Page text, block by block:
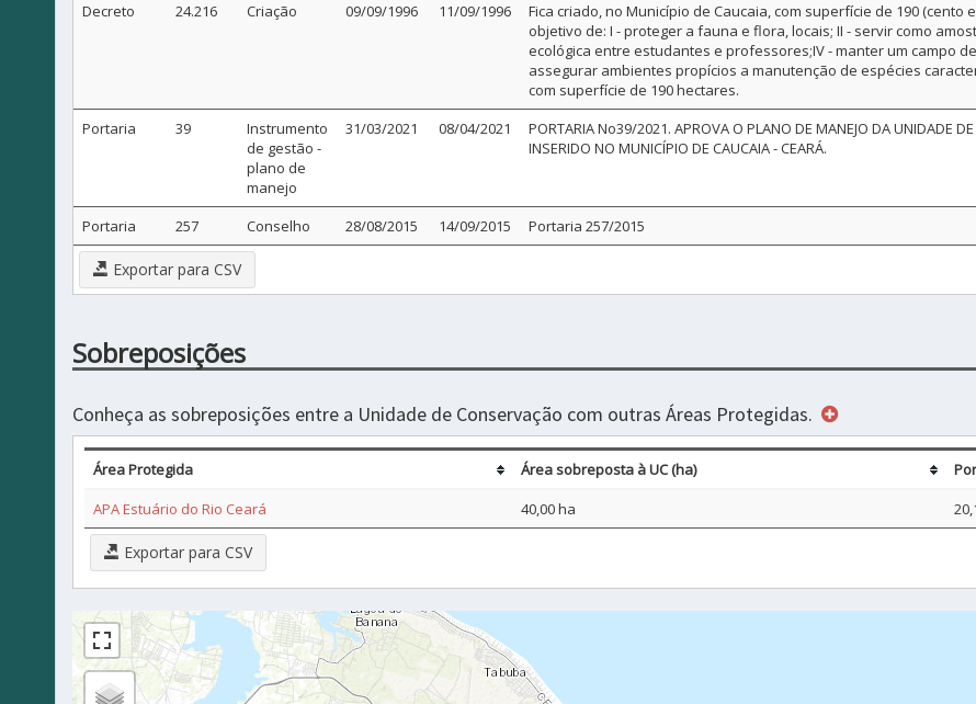
Decreto
24.216 Criação 09/09/1996 11/09/1996
Fica criado, no Município de Caucaia, com superfície de 190
objetivo de: I - proteger a fauna e flora, locais; II - servir como
ecológica entre estudantes e professores;IV - manter um campo
assegurar ambientes propícios a manutenção de espécies
com superfície de 190 hectares.
Portaria
39
Instrumento
de gestão -
plano de
manejo
31/03/2021 08/04/2021
PORTARIA No39/2021. APROVA O PLANO DE MANEJO DA UNIDADE
INSERIDO NO MUNICÍPIO DE CAUCAIA - CEARÁ.
Portaria 257 Conselho 28/08/2015 14/09/2015 Portaria 257/2015
Exportar para CSV
Sobreposições
Conheça as sobreposições entre a Unidade de Conservação com outras Áreas Protegidas.
Área Protegida Área sobreposta à UC (ha)
APA Estuário do Rio Ceará
40,00 ha
Exportar para CSV